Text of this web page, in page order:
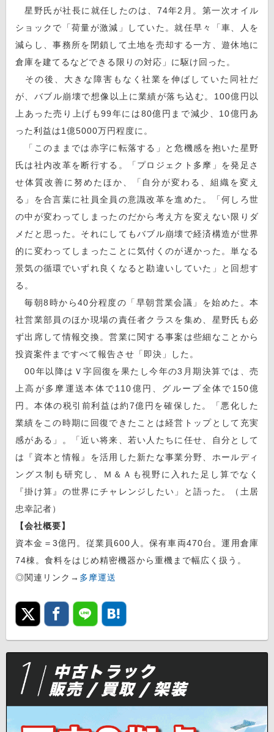
星野氏が社長に就任したのは、74年2月。第一次オイル
ショックで「荷量が激減」していた。就任早々「車、人を
減らし、事務所を閉鎖して土地を売却する一方、遊休地に
倉庫を建てるなどできる限りの対応」に駆け回った。
その後、大きな障害もなく社業を伸ばしていた同社だ
が、バブル崩壊で想像以上に業績が落ち込む。100億円以
上あった売り上げも99年には80億円まで減少、10億円あ
った利益は1億5000万円程度に。
「このままでは赤字に転落する」と危機感を抱いた星野
氏は社内改革を断行する。「プロジェクト多摩」を発足さ
せ体質改善に努めたほか、「自分が変わる、組織を変え
る」を合言葉に社員全員の意識改革を進めた。「何しろ世
の中が変わってしまったのだから考え方を変えない限りダ
メだと思った。それにしてもバブル崩壊で経済構造が世界
的に変わってしまったことに気付くのが遅かった。単なる
景気の循環でいずれ良くなると勘違いしていた」と回想す
る。
毎朝8時から40分程度の「早朝営業会議」を始めた。本
社営業部員のほか現場の責任者クラスを集め、星野氏も必
ず出席して情報交換。営業に関する事案は些細なことから
投資案件まですべて報告させ「即決」した。
00年以降はＶ字回復を果たし今年の3月期決算では、売
上高が多摩運送本体で110億円、グループ全体で150億
円。本体の税引前利益は約7億円を確保した。「悪化した
業績をこの時期に回復できたことは経営トップとして充実
感がある」。「近い将来、若い人たちに任せ、自分として
は『資本と情報』を活用した新たな事業分野、ホールディ
ングス制も研究し、Ｍ＆Ａも視野に入れた足し算でなく
『掛け算』の世界にチャレンジしたい」と語った。（土居
忠幸記者）
【会社概要】
資本金＝3億円。従業員600人。保有車両470台。運用倉庫
74棟。食料をはじめ精密機器から重機まで幅広く扱う。
◎関連リンク→ 多摩運送